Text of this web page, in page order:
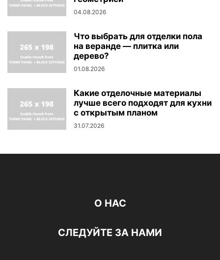
04.08.2026
Что выбрать для отделки пола
на веранде — плитка или
дерево?
01.08.2026
Какие отделочные материалы
лучше всего подходят для кухни
с открытым планом
31.07.2026
О НАС
СЛЕДУЙТЕ ЗА НАМИ